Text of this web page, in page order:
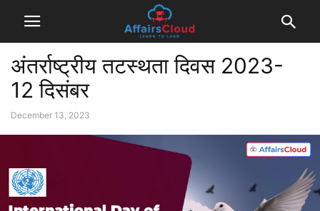
अंतर्राष्ट्रीय तटस्थता दिवस 2023-
12 दिसंबर
December 13, 2023